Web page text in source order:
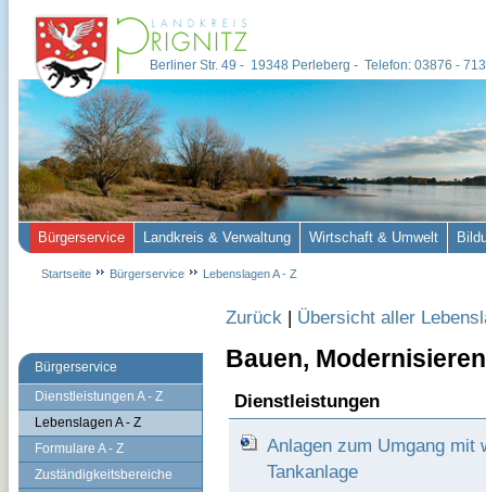
Bürgerservice
Dienstleistungen A - Z
Lebenslagen A - Z
Formulare A - Z
Zuständigkeitsbereiche
Zurück | Übersicht aller
Bauen, Modernisieren
Dienstleistungen
Anlagen zum Umgang mit
Tankanlage
Berliner Str. 49 - 19348 Perleberg - Telefon: 03876 -
Bürgerservice Landkreis & Verwaltung Wirtschaft & Umwelt
Startseite Bürgerservice Lebenslagen A - Z